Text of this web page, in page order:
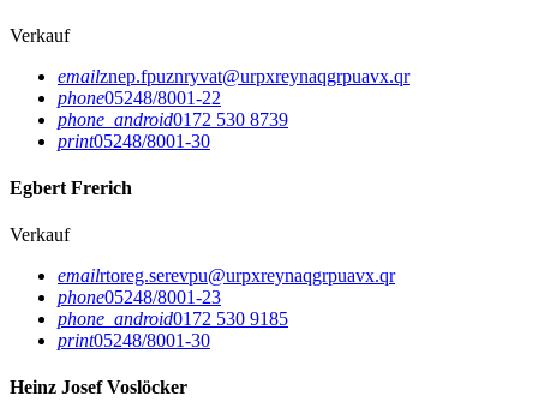
Verkauf
emailznep.fpuznryvat@urpxreynaqgrpuavx.qr
phone05248/8001-22
phone_android0172 530 8739
print05248/8001-30
Egbert Frerich
Verkauf
emailrtoreg.serevpu@urpxreynaqgrpuavx.qr
phone05248/8001-23
phone_android0172 530 9185
print05248/8001-30
Heinz Josef Voslöcker